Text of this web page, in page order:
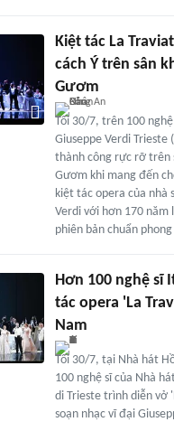
Kiệt tác La
cách Ý trên sân
Gươm
Tối 30/7, trên 100
Giuseppe Verdi Trieste
thành công rực rỡ trên
Gươm khi mang đến
kiệt tác opera của nhà
Verdi với hơn 170 năm
phiên bản chuẩn phong
Hơn 100 nghệ sĩ
tác opera 'La
Nam
Tối 30/7, tại Nhà hát
100 nghệ sĩ của Nhà
di Trieste trình diễn vở
soạn nhạc vĩ đại